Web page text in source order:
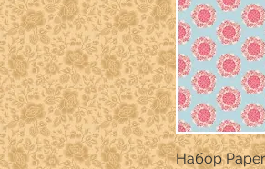
Набор Paper